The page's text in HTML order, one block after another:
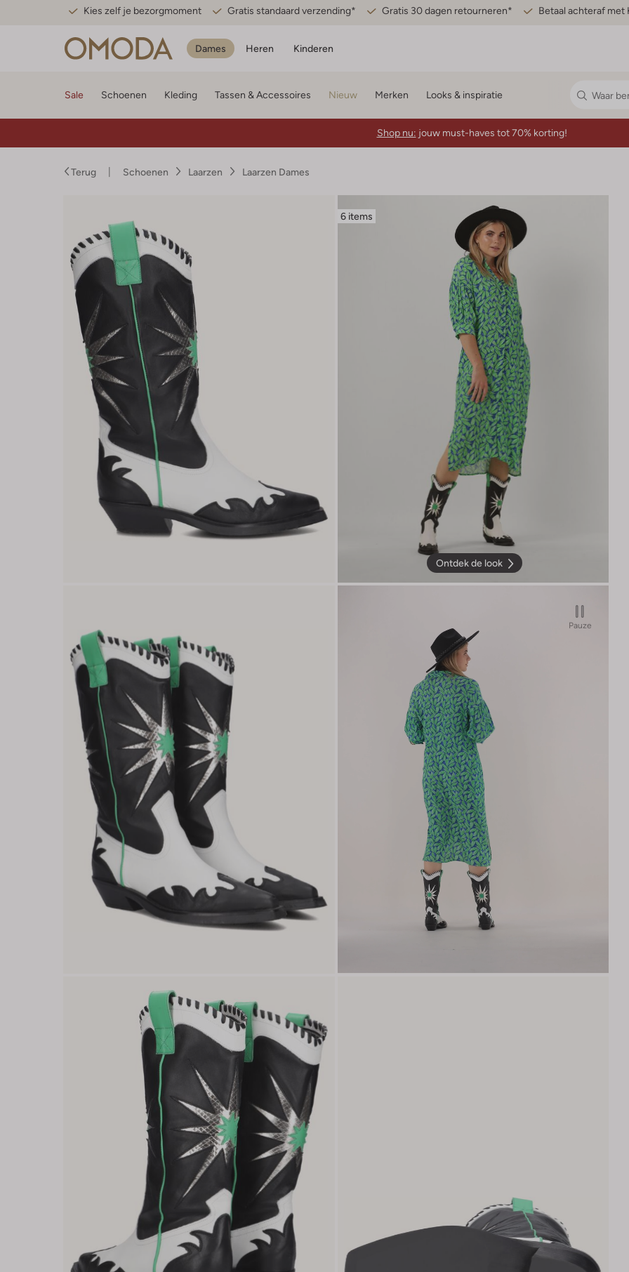
Kies zelf je bezorgmoment Gratis standaard verzending* Gratis 30 dagen retourneren* Betaal achteraf met
Dames Heren Kinderen
Sale Schoenen Kleding Tassen & Accessoires Nieuw Merken Looks & inspiratie
Shop nu: jouw must-haves tot 70% korting!
Terug Schoenen Laarzen Laarzen Dames
6 items
Ontdek de look
Pauze